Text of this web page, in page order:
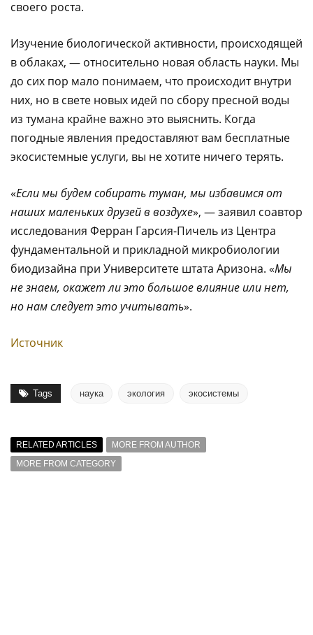
своего роста.
Изучение биологической активности, происходящей
в облаках, — относительно новая область науки. Мы
до сих пор мало понимаем, что происходит внутри
них, но в свете новых идей по сбору пресной воды
из тумана крайне важно это выяснить. Когда
погодные явления предоставляют вам бесплатные
экосистемные услуги, вы не хотите ничего терять.
«Если мы будем собирать туман, мы избавимся от
наших маленьких друзей в воздухе», — заявил соавтор
исследования Ферран Гарсия-Пичель из Центра
фундаментальной и прикладной микробиологии
биодизайна при Университете штата Аризона. «Мы
не знаем, окажет ли это большое влияние или нет,
но нам следует это учитывать».
Источник
Tags наука экология экосистемы
RELATED ARTICLES
MORE FROM AUTHOR
MORE FROM CATEGORY